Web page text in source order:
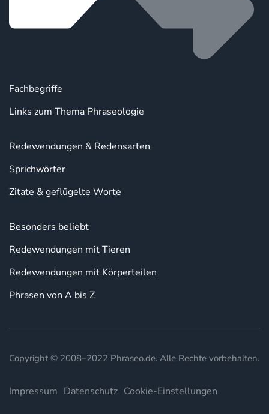
Fachbegriffe
Links zum Thema Phraseologie
Redewendungen & Redensarten
Sprichwörter
Zitate & geflügelte Worte
Besonders beliebt
Redewendungen mit Tieren
Redewendungen mit Körperteilen
Phrasen von A bis Z
Copyright © 2008–2022 Phraseo.de. Alle Rechte vorbehalten.
Impressum Datenschutz Cookie-Einstellungen